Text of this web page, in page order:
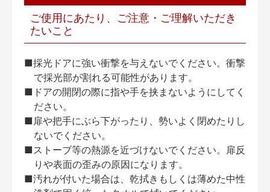
ご使用にあたり、ご注意・ご理解いただき
たいこと
■採光ドアに強い衝撃を与えないでください。衝撃
で採光部が割れる可能性があります。
■ドアの開閉の際に指や手を挟まないようにしてく
ださい。
■扉や把手にぶら下がったり、勢いよく閉めたりし
ないでください。
■ストーブ等の熱源を近づけないでください。扉反
りや表面の歪みの原因になります。
■汚れが付いた場合は、乾拭きもしくは薄めた中性